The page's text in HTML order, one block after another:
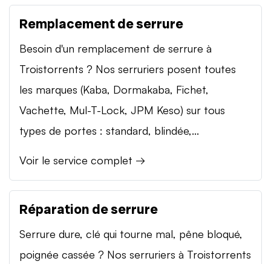
Remplacement de serrure
Besoin d'un remplacement de serrure à
Troistorrents ? Nos serruriers posent toutes
les marques (Kaba, Dormakaba, Fichet,
Vachette, Mul-T-Lock, JPM Keso) sur tous
types de portes : standard, blindée,...
Voir le service complet →
Réparation de serrure
Serrure dure, clé qui tourne mal, pêne bloqué,
poignée cassée ? Nos serruriers à Troistorrents